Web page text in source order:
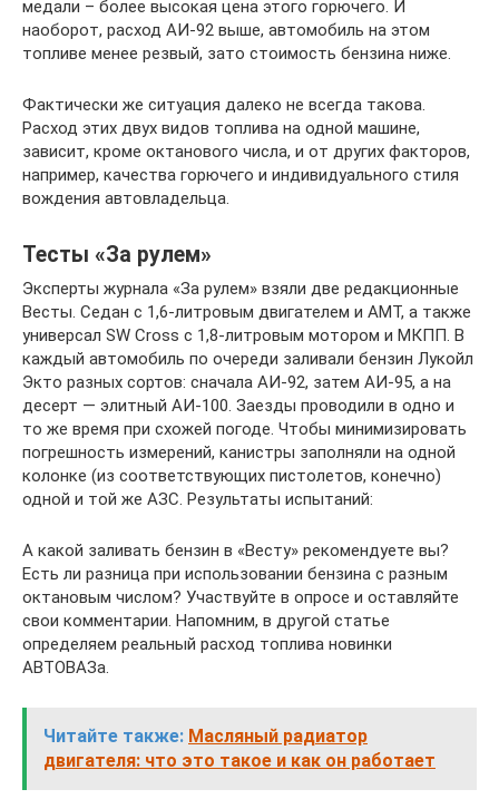
медали – более высокая цена этого горючего. И
наоборот, расход АИ-92 выше, автомобиль на этом
топливе менее резвый, зато стоимость бензина ниже.
Фактически же ситуация далеко не всегда такова.
Расход этих двух видов топлива на одной машине,
зависит, кроме октанового числа, и от других факторов,
например, качества горючего и индивидуального стиля
вождения автовладельца.
Тесты «За рулем»
Эксперты журнала «За рулем» взяли две редакционные
Весты. Седан с 1,6‑литровым двигателем и АМТ, а также
универсал SW Cross с 1,8‑литровым мотором и МКПП. В
каждый автомобиль по очереди заливали бензин Лукойл
Экто разных сортов: сначала АИ‑92, затем АИ‑95, а на
десерт — элитный АИ‑100. Заезды проводили в одно и
то же время при схожей погоде. Чтобы минимизировать
погрешность измерений, канистры заполняли на одной
колонке (из соответствующих пистолетов, конечно)
одной и той же АЗС. Результаты испытаний:
А какой заливать бензин в «Весту» рекомендуете вы?
Есть ли разница при использовании бензина с разным
октановым числом? Участвуйте в опросе и оставляйте
свои комментарии. Напомним, в другой статье
определяем реальный расход топлива новинки
АВТОВАЗа.
Читайте также: Масляный радиатор
двигателя: что это такое и как он работает